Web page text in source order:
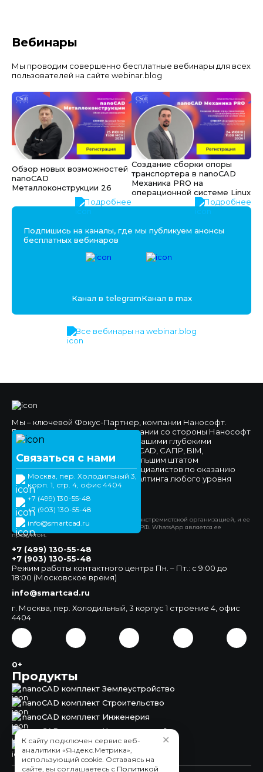
Вебинары
Мы проводим совершенно бесплатные вебинары для всех
пользователей на сайте webinar.blog
Обзор новых возможностей
nanoCAD
Металлоконструкции 26
Подробнее
Создание сборки опоры
транспортера в nanoCAD
Механика PRO на
операционной системе Linux
Подробнее
Подпишись на каналы, где мы публикуем анонсы
бесплатных вебинаров
Канал в telegramКанал в max
Все вебинары на webinar.blog
Связаться с нами
Москва, пер. Холодильный 3,
корп. 1, стр. 4, офис 4404
+7 (499) 130-55-48
+7 (903) 130-55-48
info@smartcad.ru
Мы – ключевой Фокус-Партнер, компании Нанософт.
Высокое доверие к нашей компании со стороны Нанософт
и наших клиентов обеспечено нашими глубокими
компетенциями в области nanoCAD, САПР, BIM,
импортозамещения, а также большим штатом
высококвалифицированных специалистов по оказанию
технической поддержки и консалтинга любого уровня
сложности.
Официальный сайт
*Компания Meta Platforms Inc. признана экстремистской организацией, и ее
деятельность запрещена на территории РФ. WhatsApp является ее
продуктом.
Продукты
nanoCAD комплект Землеустройство
nanoCAD комплект Строительство
nanoCAD комплект Инженерия
nanoCAD комплект Корпоративный
nanoCAD Землеустройство
+7 (499) 130-55-48
+7 (903) 130-55-48
Режим работы контактного центра Пн. – Пт.: с 9:00 до
18:00 (Московское время)
info@smartcad.ru
г. Москва, пер. Холодильный, 3 корпус 1 строение 4, офис
4404
0+
К сайту подключен сервис веб-
аналитики «Яндекс.Метрика»,
использующий cookie. Оставаясь на
сайте, вы соглашаетесь с Политикой
✕